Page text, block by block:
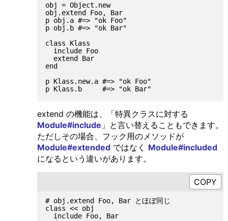
obj = Object.new
obj.extend Foo, Bar
p obj.a #=> "ok Foo"
p obj.b #=> "ok Bar"
class Klass
  include Foo
  extend Bar
end
p Klass.new.a #=> "ok Foo"
extend の機能は、「特異クラスに対する
Module#include 」と言い替えることもできます。
ただしその場合、フック用のメソッドが
Module#extendedではなく Module#included
になるという違いがあります。
# obj.extend Foo, Bar とほぼ同じ
class << obj
  include Foo, Bar